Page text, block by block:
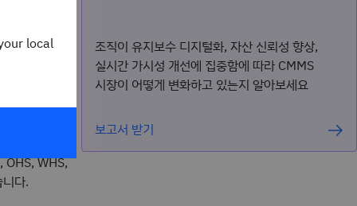
기구(ISO)와
OHS, WHS,
다.
조직이 유지보수 디지털화, 자산 신뢰성 향상,
실시간 가시성 개선에 집중함에 따라 CMMS
시장이 어떻게 변화하고 있는지 알아보세요
보고서 받기
local